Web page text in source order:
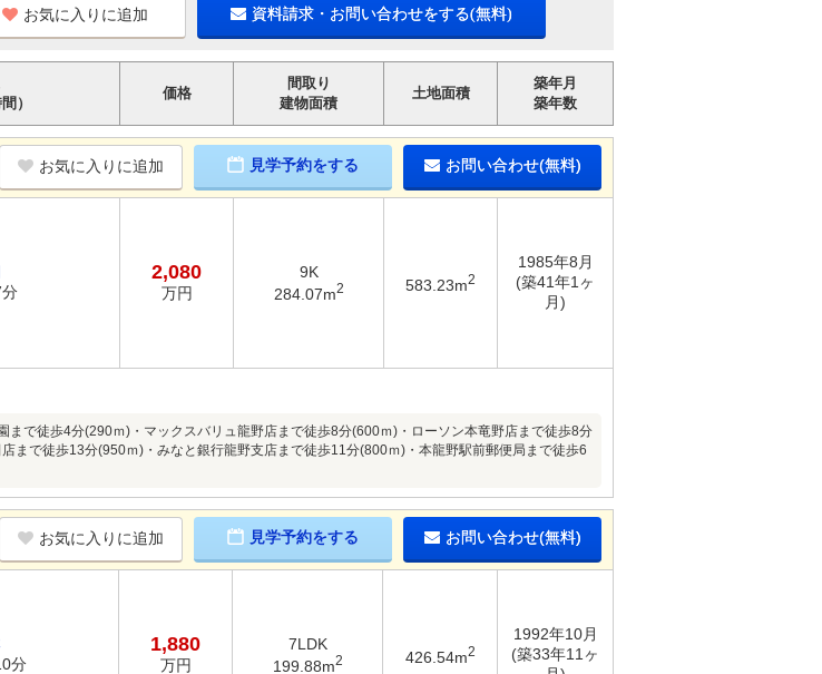
お気に入りに追加 資料請求・お問い合わせをする(無料)
）
価格
間取り
建物面積
土地面積
築年月
築年数
お気に入りに追加 見学予約をする お問い合わせ(無料)
2,080
万円
9K
284.07m2 583.23m2
1985年8月
(築41年1ヶ
月)
まで徒歩4分(290ｍ)・マックスバリュ龍野店まで徒歩8分(600ｍ)・ローソン本竜野店まで徒歩8分
まで徒歩13分(950ｍ)・みなと銀行龍野支店まで徒歩11分(800ｍ)・本龍野駅前郵便局まで徒歩6
お気に入りに追加 見学予約をする お問い合わせ(無料)
分
1,880
万円
7LDK
199.88m2 426.54m2
1992年10月
(築33年11ヶ